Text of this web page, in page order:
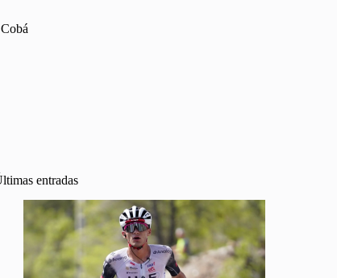
entradas